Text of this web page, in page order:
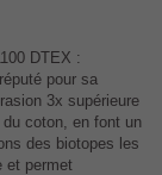
DTEX :
pour sa
3x supérieure
coton, en font un
des biotopes les
et permet